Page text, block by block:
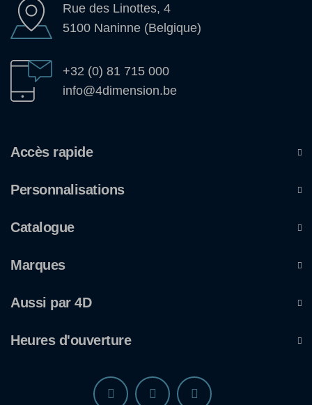
Rue des Linottes, 4
5100 Naninne (Belgique)
+32 (0) 81 715 000
info@4dimension.be
Accès rapide
Personnalisations
Catalogue
Marques
Aussi par 4D
Heures d'ouverture